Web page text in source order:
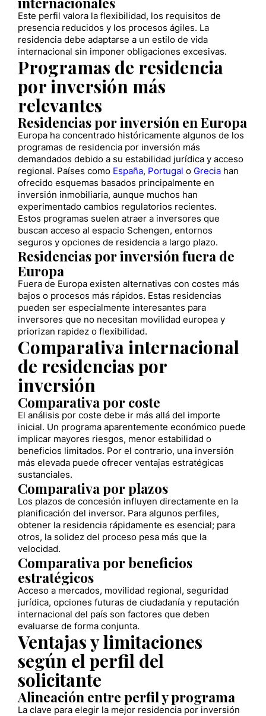
Este perfil valora la flexibilidad, los requisitos de
presencia reducidos y los procesos ágiles. La
residencia debe adaptarse a un estilo de vida
internacional sin imponer obligaciones excesivas.
Programas de residencia
por inversión más
relevantes
Residencias por inversión en Europa
Europa ha concentrado históricamente algunos de los
programas de residencia por inversión más
demandados debido a su estabilidad jurídica y acceso
regional. Países como España, Portugal o Grecia han
ofrecido esquemas basados principalmente en
inversión inmobiliaria, aunque muchos han
experimentado cambios regulatorios recientes.
Estos programas suelen atraer a inversores que
buscan acceso al espacio Schengen, entornos
seguros y opciones de residencia a largo plazo.
Residencias por inversión fuera de
Europa
Fuera de Europa existen alternativas con costes más
bajos o procesos más rápidos. Estas residencias
pueden ser especialmente interesantes para
inversores que no necesitan movilidad europea y
priorizan rapidez o flexibilidad.
Comparativa internacional
de residencias por
inversión
Comparativa por coste
El análisis por coste debe ir más allá del importe
inicial. Un programa aparentemente económico puede
implicar mayores riesgos, menor estabilidad o
beneficios limitados. Por el contrario, una inversión
más elevada puede ofrecer ventajas estratégicas
sustanciales.
Comparativa por plazos
Los plazos de concesión influyen directamente en la
planificación del inversor. Para algunos perfiles,
obtener la residencia rápidamente es esencial; para
otros, la solidez del proceso pesa más que la
velocidad.
Comparativa por beneficios
estratégicos
Acceso a mercados, movilidad regional, seguridad
jurídica, opciones futuras de ciudadanía y reputación
internacional del país son factores que deben
evaluarse de forma conjunta.
Ventajas y limitaciones
según el perfil del
solicitante
Alineación entre perfil y programa
La clave para elegir la mejor residencia por inversión